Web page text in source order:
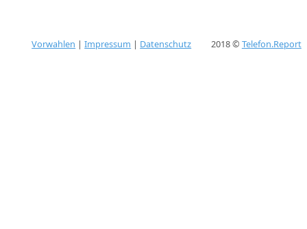
Vorwahlen |Impressum | Datenschutz 2018 © Telefon.Report